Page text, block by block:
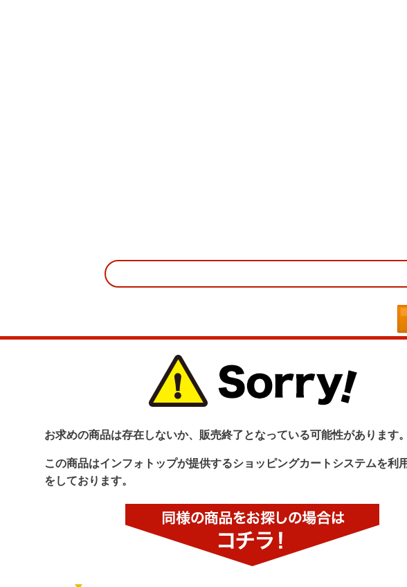
お求めの商品は存在しないか、販売終了となっている可能性があります
この商品はインフォトップが提供するショッピングカートシステムを利
をしております。